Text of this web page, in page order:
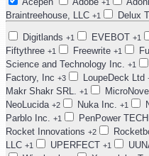
+1
Braintreehouse, LLC +1 Delux
Digitlands +1 EVEBOT +1
Fiftythree +1 Freewrite +1
Science and Technology Inc. +1
Factory, Inc +3 LoupeDeck Ltd
Makr Shakr SRL. +1
NeoLucida +2 Nuka Inc. +1
Parblo Inc. +1 PenPower
Rocket Innovations +2
LLC +1 UPERFECT +1